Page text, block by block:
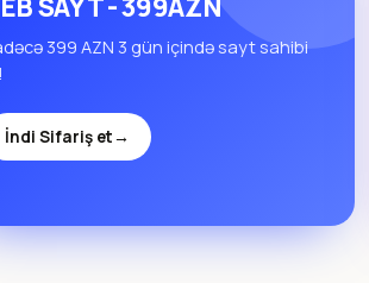
SAYT - 399AZN
399 AZN 3 gün içində sayt sahibi
İndi Sifariş et→